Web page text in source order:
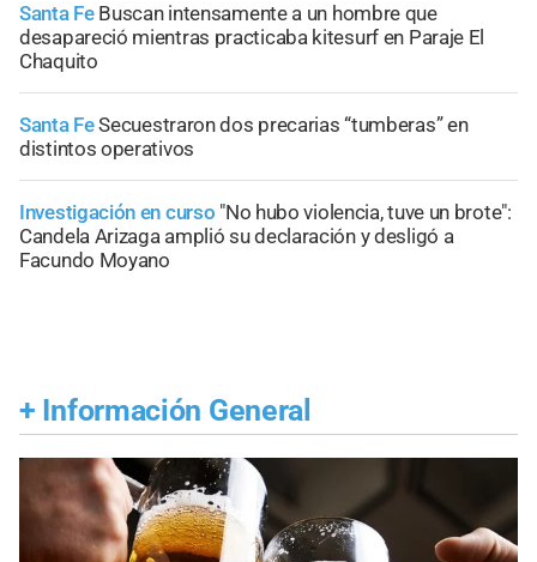
Santa Fe Buscan intensamente a un hombre que
desapareció mientras practicaba kitesurf en Paraje El
Chaquito
Santa FeSecuestraron dos precarias “tumberas” en
distintos operativos
Investigación en curso "No hubo violencia, tuve un brote":
Candela Arizaga amplió su declaración y desligó a
Facundo Moyano
+ Información General